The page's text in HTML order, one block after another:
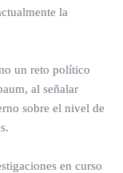
la
un reto político
al señalar
sobre el nivel de
en curso